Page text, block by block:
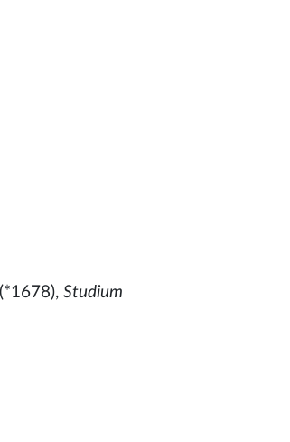
(*1678),Studium